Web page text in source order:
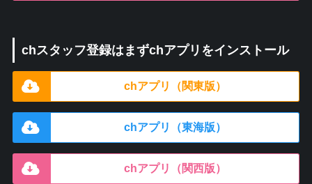
chスタッフ登録はまずchアプリをインストール
chアプリ（関東版）
chアプリ（東海版）
chアプリ（関西版）